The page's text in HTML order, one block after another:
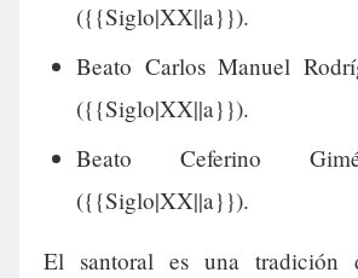
({{Siglo|XX||a}}).
Beato Carlos Manuel
({{Siglo|XX||a}}).
Beato Ceferino
({{Siglo|XX||a}}).
El santoral es una tradición